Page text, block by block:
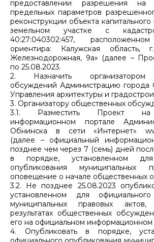
предоставлении разрешения на
предельных параметров
реконструкции объекта капитального
земельном участке с
40:27:040302:457,
ориентира: Калужская область,
Железнодорожная, 9а» (далее –
по 25.08.2023.
2. Назначить организатором
обсуждений Администрацию города
Управления архитектуры и
3. Организатору общественных
3.1. Разместить Проект на
информационном портале
Обнинска в сети «Интернет»
(далее – официальный
позднее чем через 7 (семь) дней
в порядке, установленном для
опубликования муниципальных
оповещение о начале общественных
3.2. Не позднее 25.08.2023
установленном для
муниципальных правовых
результатах общественных
его на официальном информационном
4. Опубликовать в порядке,